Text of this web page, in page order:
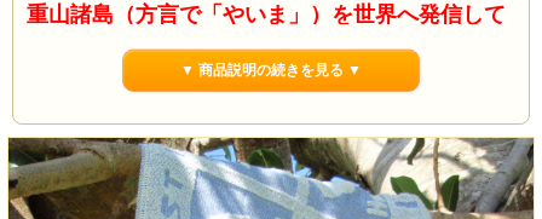
重山諸島（方言で「やいま」）を世界へ発信して
ゆきたいという思いから表記を国際発音記号であ
る「J」を取り入れ「やいま（八重山）」を
在は「I♥JAIMA」になっています。
▼ 商品説明の続きを見る ▼